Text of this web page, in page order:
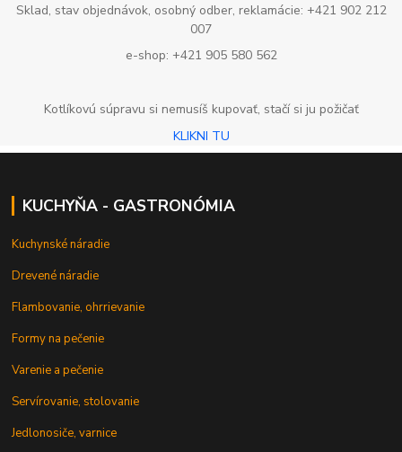
Sklad, stav objednávok, osobný odber, reklamácie: +421 902 212
007
e-shop: +421 905 580 562
Kotlíkovú súpravu si nemusíš kupovať, stačí si ju požičať
KLIKNI TU
KUCHYŇA - GASTRONÓMIA
Kuchynské náradie
Drevené náradie
Flambovanie, ohrrievanie
Formy na pečenie
Varenie a pečenie
Servírovanie, stolovanie
Jedlonosiče, varnice